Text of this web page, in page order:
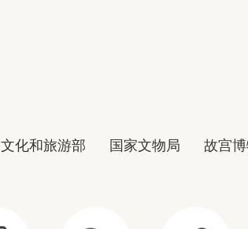
文化和旅游部 国家文物局 故宫